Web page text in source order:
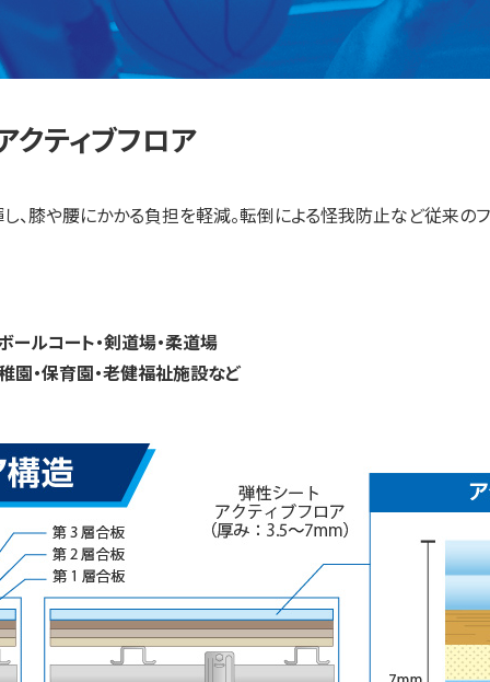
クティブフロア
膝や腰にかかる負担を軽減。転倒による怪我防止など従来の
ールコート・剣道場・柔道場
園・保育園・老健福祉施設など